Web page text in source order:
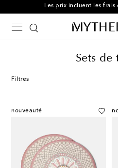
Retours gratuits
Sets de
Filtres
nouveauté